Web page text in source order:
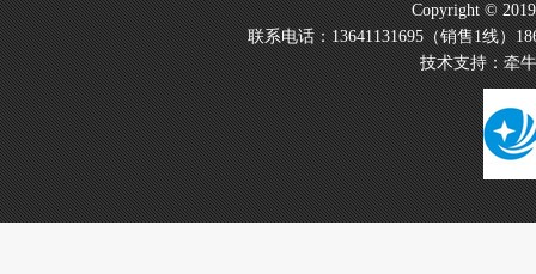
Copyright ©
联系电话：13641131695（销售1线）
技术支持：牵